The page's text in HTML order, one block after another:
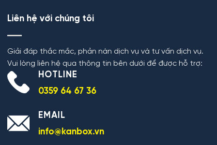
Liên hệ với chúng tôi
Giải đáp thắc mắc, phản nàn dịch vụ và tư vấn dịch vụ.
Vui lòng liên hệ qua thông tin bên dưới để được hỗ trợ:
HOTLINE
0359 64 67 36
EMAIL
info@kanbox.vn